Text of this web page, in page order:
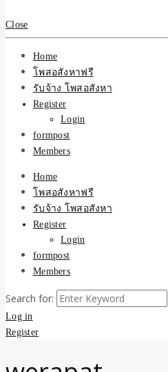
บริการ รับโพส
รับจ้างโพสอสั
ขายบ้าน ที่ดิน
หน้า โดย ทีมง
โพสต์อสังหา-
Close
Home
โพสอสังหาฟรี
รับจ้าง โพสอสังหา
Register
Login
formpost
Members
Home
โพสอสังหาฟรี
รับจ้าง โพสอสังหา
Register
Login
formpost
Members
Search for:
Log in
Register